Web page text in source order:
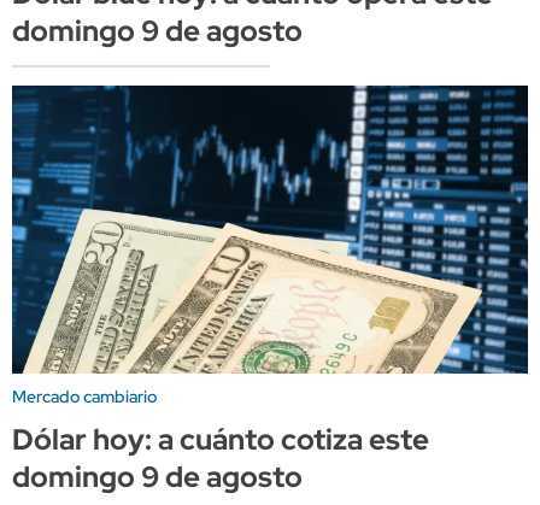
domingo 9 de agosto
Mercado cambiario
Dólar hoy: a cuánto cotiza este
domingo 9 de agosto